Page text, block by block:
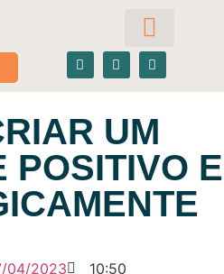
UM
POSITIVO E
04/2023
10:50